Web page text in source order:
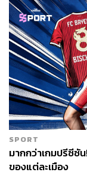
“กองหน้าที่เล่นได้
กองหน้าแบบนี้อีก
น่าจะเป็นแบบนี้ตล
🗣
🗣
SPORT
มากกว่าเกมปรีซีซั
ของแต่ละเมือง